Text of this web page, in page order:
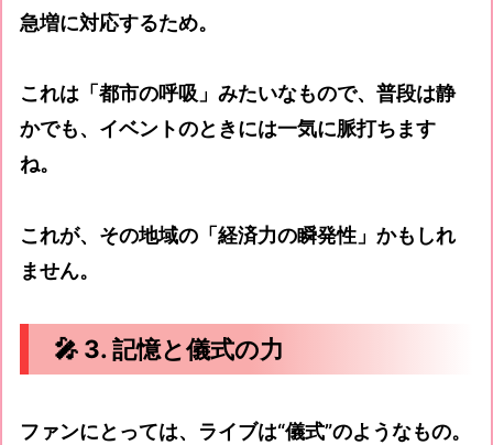
急増に対応するため。
これは「都市の呼吸」みたいなもので、普段は静
かでも、イベントのときには一気に脈打ちます
ね。
これが、その地域の「経済力の瞬発性」かもしれ
ません。
🎤 3. 記憶と儀式の力
ファンにとっては、ライブは“儀式”のようなもの。